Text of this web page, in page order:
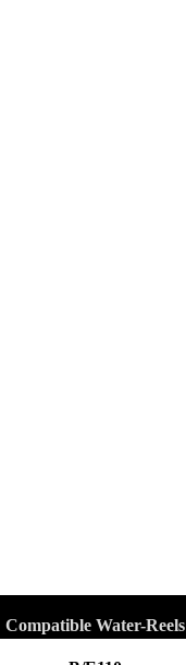
Compatible Water-Reels